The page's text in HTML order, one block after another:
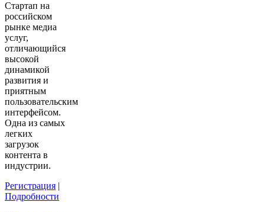
Стартап на
российском
рынке медиа
услуг,
отличающийся
высокой
динамикой
развития и
приятным
пользовательским
интерфейсом.
Одна из самых
легких
загрузок
контента в
индустрии.
Регистрация |
Подробности